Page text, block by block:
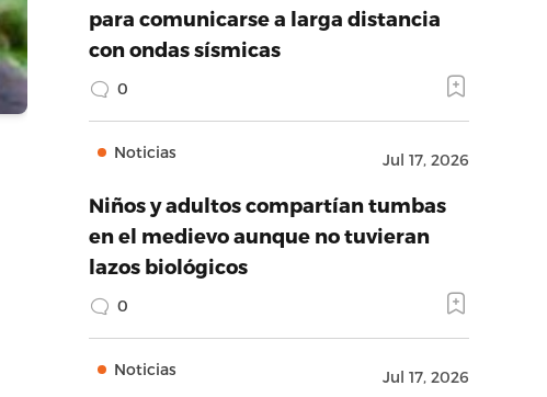
para comunicarse a larga distancia
con ondas sísmicas
0
Noticias Jul 17, 2026
Niños y adultos compartían tumbas
en el medievo aunque no tuvieran
lazos biológicos
0
Noticias Jul 17, 2026